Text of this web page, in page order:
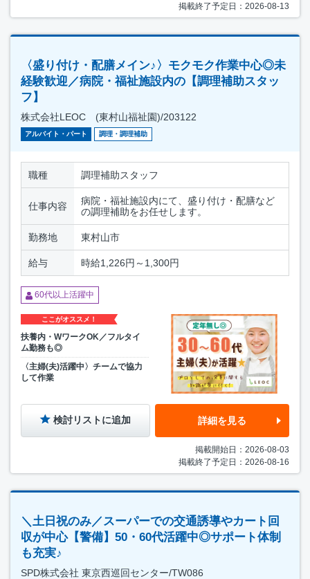
掲載終了予定日：2026-08-13
〈盛り付け・配膳メイン♪〉モクモク作業中心◎未
経験歓迎／病院・福祉施設内の【調理補助スタッ
フ】
株式会社LEOC (東村山福祉園)/203122
アルバイト・パート 調理・調理補助
職種 調理補助スタッフ
仕事内容
病院・福祉施設内にて、盛り付け・配膳など
の調理補助をお任せします。
勤務地 東村山市
給与 時給1,226円～1,300円
60代以上活躍中
ここがオススメ！
扶養内・WワークOK／フルタイ
ム勤務も◎
〈主婦(夫)活躍中〉チームで協力
して作業
検討リストに追加 詳細を見る
掲載開始日：2026-08-03
掲載終了予定日：2026-08-16
＼土日祝のみ／スーパーでの交通誘導やカート回
収が中心【警備】50・60代活躍中◎サポート体制
も充実♪
SPD株式会社 東京西巡回センター/TW086